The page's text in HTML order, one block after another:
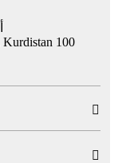
100 Street, Baharka bridge intersection, Kurdistan,

